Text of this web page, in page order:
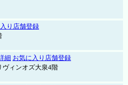
り店舗登録
細 お気に入り店舗登録
ィンオズ大泉4階